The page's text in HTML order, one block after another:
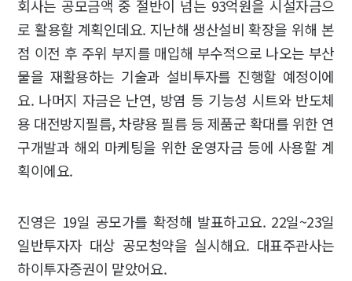
회사는 공모금액 중 절반이 넘는 93억원을 시설자금으
로 활용할 계획인데요. 지난해 생산설비 확장을 위해 본
점 이전 후 주위 부지를 매입해 부수적으로 나오는 부산
물을 재활용하는 기술과 설비투자를 진행할 예정이에
요. 나머지 자금은 난연, 방염 등 기능성 시트와 반도체
용 대전방지필름, 차량용 필름 등 제품군 확대를 위한 연
구개발과 해외 마케팅을 위한 운영자금 등에 사용할 계
획이에요.
진영은 19일 공모가를 확정해 발표하고요. 22일~23일
일반투자자 대상 공모청약을 실시해요. 대표주관사는
하이투자증권이 맡았어요.